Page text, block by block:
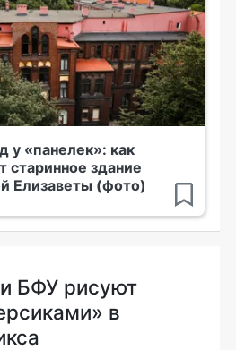
у «панелек»: как
старинное здание
Елизаветы (фото)
БФУ рисуют
в